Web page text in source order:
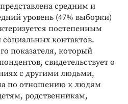
средним и
уровень (47% выборки)
постепенным
контактов.
показателя, который
свидетельствует о
с другими людьми,
по отношению к людям
родственникам,